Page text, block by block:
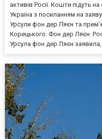
активів Росії. Кошти підуть
Україна з посиланням на
Урсули фон дер Ляєн та
Корецького. Фон дер Ляєн:
Урсула фон дер Ляєн заявила,